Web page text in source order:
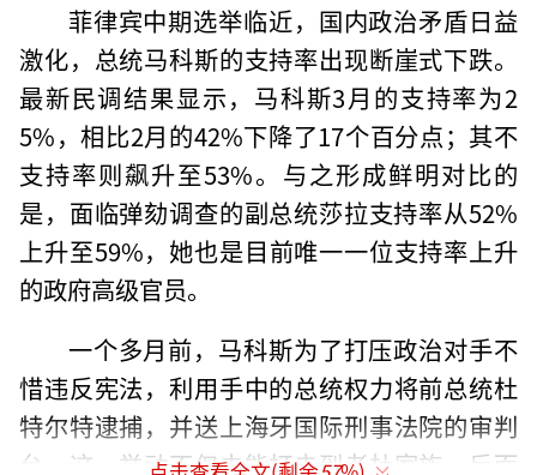
菲律宾中期选举临近，国内政治矛盾日益
激化，总统马科斯的支持率出现断崖式下跌。
最新民调结果显示，马科斯3月的支持率为2
5%，相比2月的42%下降了17个百分点；其不
支持率则飙升至53%。与之形成鲜明对比的
是，面临弹劾调查的副总统莎拉支持率从52%
上升至59%，她也是目前唯一一位支持率上升
的政府高级官员。
一个多月前，马科斯为了打压政治对手不
惜违反宪法，利用手中的总统权力将前总统杜
特尔特逮捕，并送上海牙国际刑事法院的审判
台。这一举动不仅未能打击到老杜家族，反而